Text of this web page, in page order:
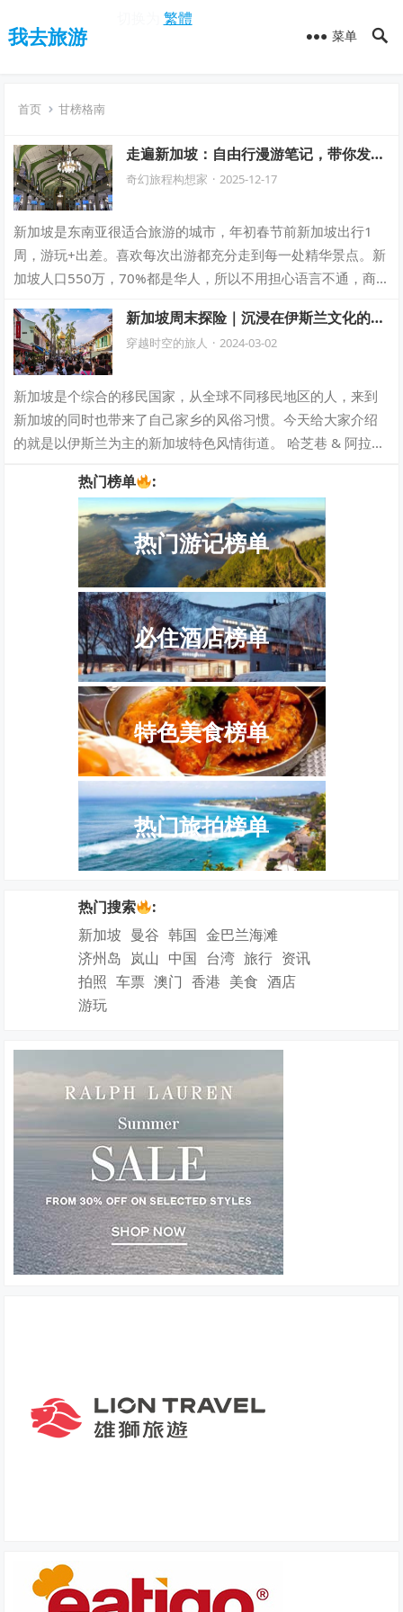
繁體
我去旅游 菜单
首页 甘榜格南
走遍新加坡：自由行漫游笔记，带你发现
狮城魅力
奇幻旅程构想家 · 2025-12-17
新加坡是东南亚很适合旅游的城市，年初春节前新加坡出行1
周，游玩+出差。喜欢每次出游都充分走到每一处精华景点。新
加坡人口550万，70%都是华人，所以不用担心语言不通，商
新加坡周末探险｜沉浸在伊斯兰文化的奇
妙之旅
穿越时空的旅人 · 2024-03-02
新加坡是个综合的移民国家，从全球不同移民地区的人，来到
新加坡的同时也带来了自己家乡的风俗习惯。今天给大家介绍
的就是以伊斯兰为主的新加坡特色风情街道。 哈芝巷 & 阿拉伯
热门榜单 :
热门游记榜单
必住酒店榜单
特色美食榜单
热门旅拍榜单
热门搜索
:
新加坡 曼谷 韩国 金巴兰海滩
济州岛 岚山 中国 台湾 旅行 资讯
拍照 车票 澳门 香港 美食 酒店
游玩